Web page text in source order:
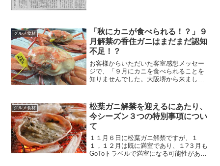
で紹介させていただきま...
グルメ食材
「秋にカニが食べられる！？」９
月解禁の香住ガニはまだまだ認知
不足！？
お客様からいただいた客室感想メッセー
ジで、「９月にカニを食べられることを
知りませんでした。大阪堺から来ました
ーん。まだまだ香住ガニ（紅ズワイガ
ニ）の存在がPRできていないことを実感
します。
グルメ食材
松葉ガニ解禁を迎えるにあたり、
今シーズン３つの特別事項につい
て
１１月６日に松葉ガニ解禁ですが、１
１，１２月は既に満室であり、１?３月も
GoToトラベルで満室になる可能性があり